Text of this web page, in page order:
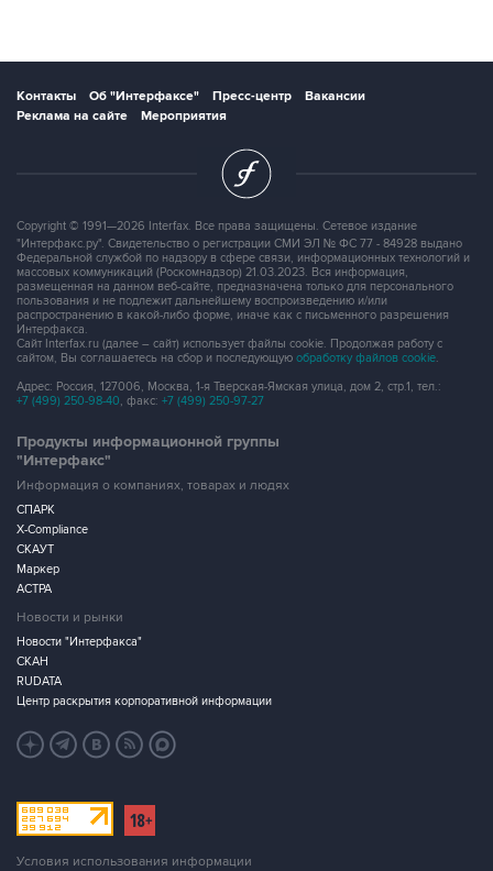
Контакты Об "Интерфаксе" Пресс-центр
Вакансии
Реклама на сайте
Мероприятия
Copyright © 1991—2026 Interfax. Все права защищены. Сетевое издание
"Интерфакс.ру". Свидетельство о регистрации СМИ ЭЛ № ФС 77 - 84928 выдано
Федеральной службой по надзору в сфере связи, информационных технологий и
массовых коммуникаций (Роскомнадзор) 21.03.2023. Вся информация,
размещенная на данном веб-сайте, предназначена только для персонального
пользования и не подлежит дальнейшему воспроизведению и/или
распространению в какой-либо форме, иначе как с письменного разрешения
Интерфакса.
Сайт Interfax.ru (далее – сайт) использует файлы cookie. Продолжая работу с
сайтом, Вы соглашаетесь на сбор и последующую обработку файлов cookie.
Адрес: Россия, 127006, Москва, 1-я Тверская-Ямская улица, дом 2, стр.1, тел.:
+7 (499) 250-98-40, факс: +7 (499) 250-97-27
Продукты информационной группы
"Интерфакс"
Информация о компаниях, товарах и людях
СПАРК
X-Compliance
СКАУТ
Маркер
АСТРА
Новости и рынки
Новости "Интерфакса"
СКАН
RUDATA
Центр раскрытия корпоративной информации
Условия использования информации